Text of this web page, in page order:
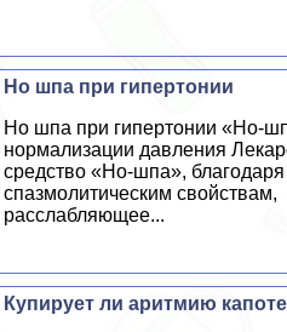
Но шпа при гипертонии
Но шпа при гипертонии «Но-
нормализации давления
средство «Но-шпа»,
спазмолитическим свойствам,
расслабляющее...
Купирует ли аритмию